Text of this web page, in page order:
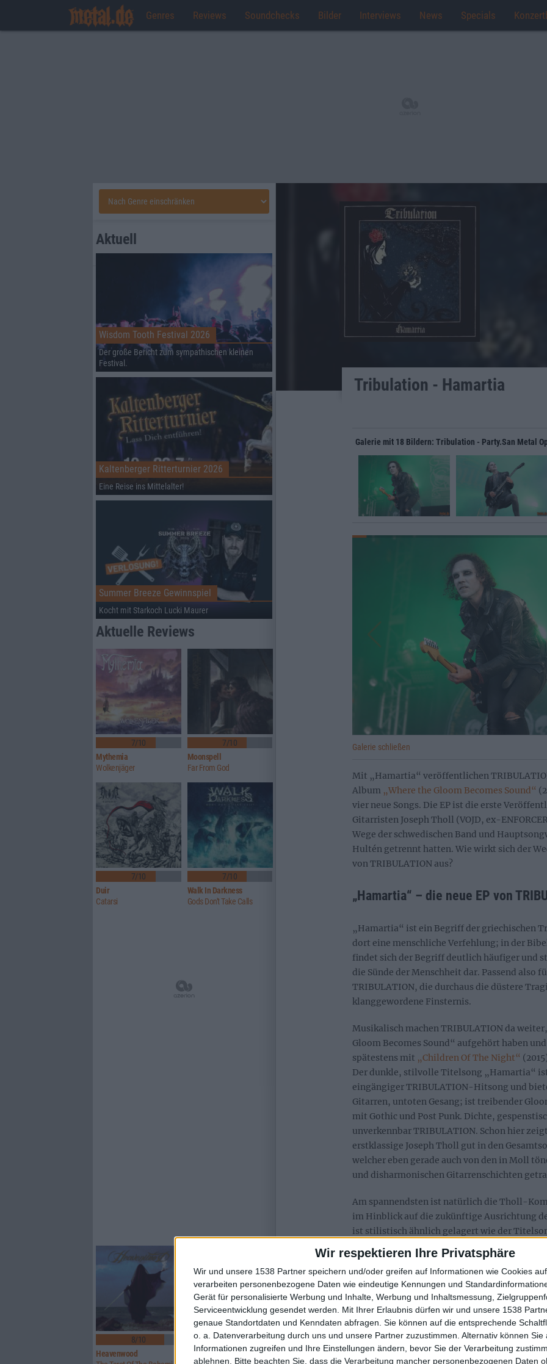
Wir respektieren Ihre Privatsphäre
Wir und unsere 1538 Partner speichern und/oder greifen auf Informationen wie Cookies
verarbeiten personenbezogene Daten wie eindeutige Kennungen und
Gerät für personalisierte Werbung und Inhalte, Werbung und Inhaltsmessung,
Serviceentwicklung gesendet werden.
Mit Ihrer Erlaubnis dürfen wir und unsere 1538
genaue Standortdaten und Kenndaten abfragen. Sie können auf die entsprechende
o. a. Datenverarbeitung durch uns und unsere Partner zuzustimmen. Alternativ können Sie
Informationen zugreifen und Ihre Einstellungen ändern, bevor Sie der Verarbeitung
ablehnen.
Bitte beachten Sie, dass die Verarbeitung mancher personenbezogenen Daten
Genres Reviews Soundchecks Bilder Interviews News Specials
Tribulation - Hamartia
Galerie mit 18 Bildern: Tribulation - Party.San Metal
Galerie schließen
Mit „Hamartia“ veröffentlichen
Album „Where the Gloom Becomes Sound“
vier neue Songs. Die EP ist die erste
Gitarristen Joseph Tholl (VOJD, ex-
Wege der schwedischen Band und
Hultén getrennt hatten. Wie wirkt sich der
von TRIBULATION aus?
„Hamartia“ – die neue EP von
„Hamartia“ ist ein Begriff der griechischen
dort eine menschliche Verfehlung; in der
findet sich der Begriff deutlich häufiger und
die Sünde der Menschheit dar. Passend also
TRIBULATION, die durchaus die düstere
klanggewordene Finsternis.
Musikalisch machen TRIBULATION da
Gloom Becomes Sound“ aufgehört haben
spätestens mit „Children Of The Night“
Der dunkle, stilvolle Titelsong „Hamartia“
eingängiger TRIBULATION-Hitsong und
Gitarren, untoten Gesang; ist treibender
mit Gothic und Post Punk. Dichte,
unverkennbar TRIBULATION. Schon hier
erstklassige Joseph Tholl gut in den
welcher eben gerade auch von den in Moll
und disharmonischen Gitarrenschichten
Am spannendsten ist natürlich die Tholl-
im Hinblick auf die zukünftige Ausrichtung
ist stilistisch ähnlich gelagert wie der
makabren, treibenden Swing, luftig
verspielter, melodischer Gitarrenarbeit und
siebenminütige „Hemoclysm“ mit epischer
ambitioniert, mit zunächst cleanen Gitarren,
schleichenden melancholischen Riffs,
morbide cineastisch mit viel Doom, viel
geschmackvoll. Abgeschlossen wird
ÖYSTER CULT Cover „Vengeance (The
Aktuell
Wisdom Tooth Festival 2026
Der große Bericht zum sympathischen kleinen
Festival.
Kaltenberger Ritterturnier 2026
Eine Reise ins Mittelalter!
Summer Breeze Gewinnspiel
Kocht mit Starkoch Lucki Maurer
Aktuelle Reviews
7/10
Mythemia
Wolkenjäger
7/10
Moonspell
Far From God
7/10
Duir
Catarsi
7/10
Walk In Darkness
Gods Don't Take Calls
8/10
Heavenwood
5/10
Uwe Lulis Project